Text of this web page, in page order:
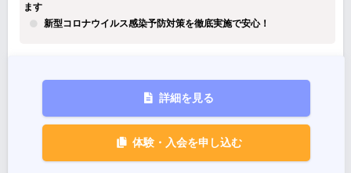
ます
新型コロナウイルス感染予防対策を徹底実施で安心！
詳細を見る
体験・入会を申し込む